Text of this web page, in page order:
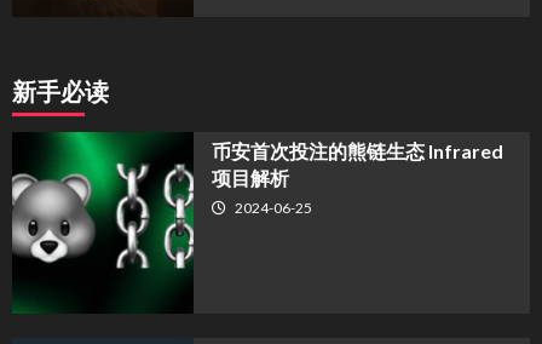
新手必读
币安首次投注的熊链生态 Infrared
项目解析
2024-06-25